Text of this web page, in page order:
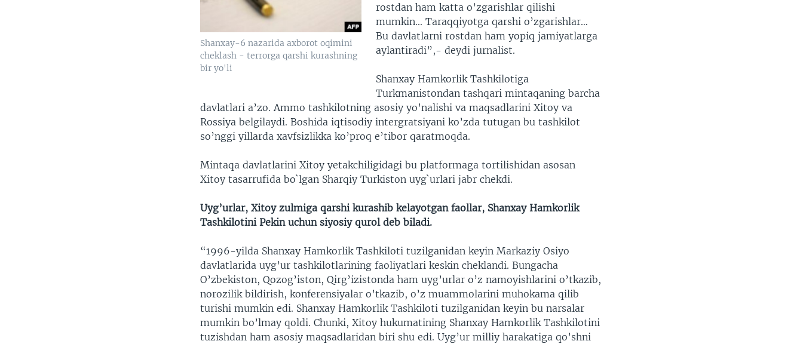
Shanxay-6 nazarida axborot oqimini
cheklash - terrorga qarshi kurashning
bir yo'li
rostdan ham katta o’zgarishlar qilishi
mumkin... Taraqqiyotga qarshi o’zgarishlar…
Bu davlatlarni rostdan ham yopiq jamiyatlarga
aylantiradi”,- deydi jurnalist.
Shanxay Hamkorlik Tashkilotiga
Turkmanistondan tashqari mintaqaning barcha
davlatlari a’zo. Ammo tashkilotning asosiy yo’nalishi va maqsadlarini Xitoy va
Rossiya belgilaydi. Boshida iqtisodiy intergratsiyani ko’zda tutugan bu tashkilot
so’nggi yillarda xavfsizlikka ko’proq e’tibor qaratmoqda.
Mintaqa davlatlarini Xitoy yetakchiligidagi bu platformaga tortilishidan asosan
Xitoy tasarrufida bo`lgan Sharqiy Turkiston uyg`urlari jabr chekdi.
Uyg’urlar, Xitoy zulmiga qarshi kurashib kelayotgan faollar, Shanxay Hamkorlik
Tashkilotini Pekin uchun siyosiy qurol deb biladi.
“1996-yilda Shanxay Hamkorlik Tashkiloti tuzilganidan keyin Markaziy Osiyo
davlatlarida uyg’ur tashkilotlarining faoliyatlari keskin cheklandi. Bungacha
O’zbekiston, Qozog’iston, Qirg’izistonda ham uyg’urlar o’z namoyishlarini o’tkazib,
norozilik bildirish, konferensiyalar o’tkazib, o’z muammolarini muhokama qilib
turishi mumkin edi. Shanxay Hamkorlik Tashkiloti tuzilganidan keyin bu narsalar
mumkin bo’lmay qoldi. Chunki, Xitoy hukumatining Shanxay Hamkorlik Tashkilotini
tuzishdan ham asosiy maqsadlaridan biri shu edi. Uyg’ur milliy harakatiga qo’shni